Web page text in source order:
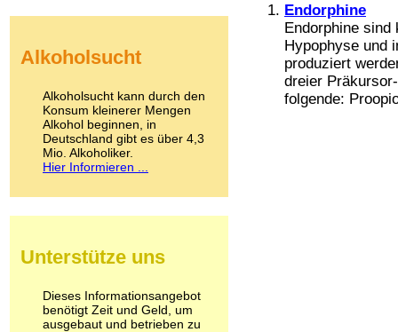
Endorphine
Endorphine sind
Hypophyse und
produziert
dreier
folgende:
Kokain
LSD
Marihuana
Medikamente
Meskalin
Metamphetamin
Methadon
Pilze
Psychopharmaka
Schlafmittel
Schmerzmittel
Alkoholsucht
Alkoholsucht kann durch den
Konsum kleinerer Mengen
Alkohol beginnen, in
Deutschland gibt es über 4,3
Mio. Alkoholiker.
Hier Informieren ...
Unterstütze uns
Dieses Informationsangebot
benötigt Zeit und Geld, um
ausgebaut und betrieben zu